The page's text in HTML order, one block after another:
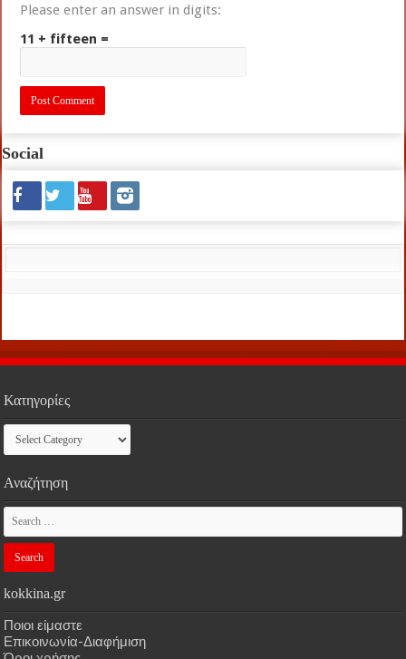
Please enter an answer in digits:
11 + fifteen =
Social
Κατηγορίες
Κατηγορίες
Αναζήτηση
kokkina.gr
Ποιοι είμαστε
Επικοινωνία-Διαφήμιση